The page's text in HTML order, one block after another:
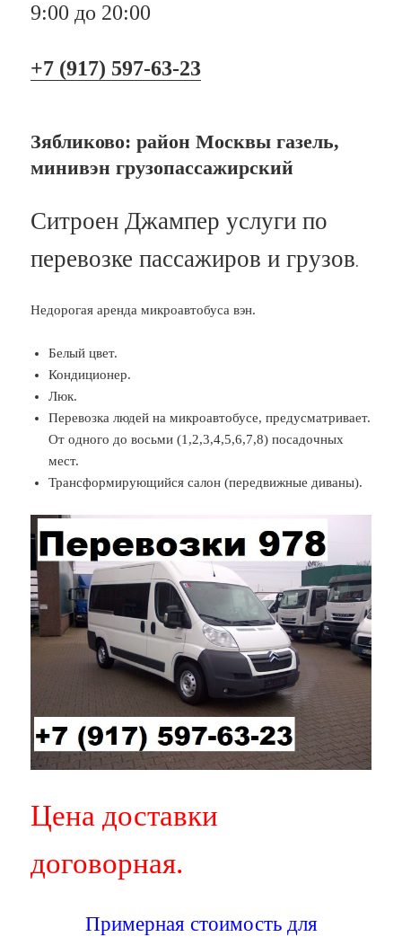
9:00 до 20:00
+7 (917) 597-63-23
Зябликово: район Москвы газель,
минивэн грузопассажирский
Ситроен Джампер услуги по
перевозке пассажиров и грузов.
Недорогая аренда микроавтобуса вэн.
Белый цвет.
Кондиционер.
Люк.
Перевозка людей на микроавтобусе, предусматривает.
От одного до восьми (1,2,3,4,5,6,7,8) посадочных
мест.
Трансформирующийся салон (передвижные диваны).
Цена доставки
договорная.
Примерная стоимость для